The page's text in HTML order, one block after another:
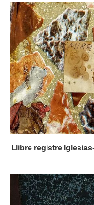
Llibre registre